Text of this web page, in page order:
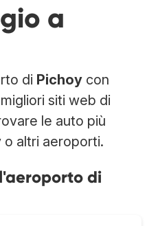
a
di Pichoy con
siti web di
le auto più
o altri aeroporti.
di